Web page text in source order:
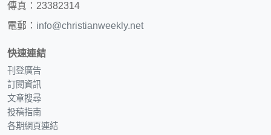
傳真：23382314
電郵： info@christianweekly.net
快速連結
刊登廣告
訂閱資訊
文章搜尋
投稿指南
各期網頁連結